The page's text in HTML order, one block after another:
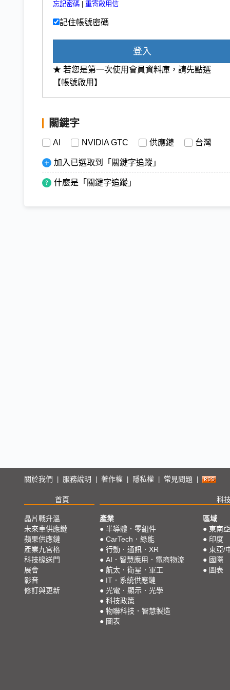
忘記密碼 重寄啟用信
記住帳號密碼
登入
★ 若您是第一次使用會員資料庫，請先點選
【帳號啟用】
關鍵字
AI NVIDIA GTC 供應鏈 台灣
加入已選取到「關鍵字追蹤」
什麼是「關鍵字追蹤」
關於我們 服務說明 著作權 隱私權 常見問題
首頁 科
晶片戰升溫
未來車供應鏈
蘋果供應鏈
產業九宮格
科技椽送門
展會
影音
修訂與更新
產業
● 半導體．零組件
● CarTech．綠能
● 行動．通訊．XR
● AI．智慧應用．電商物流
● 航太．衛星．軍工
● IT．系統供應鏈
● 光電．顯示．光學
● 科技政策
● 物聯科技．智慧製造
● 圖表
區域
● 東南亞
● 印度
● 東亞/
● 國際
● 圖表